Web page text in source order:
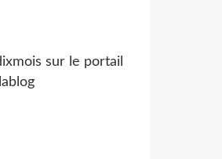
sur le portail